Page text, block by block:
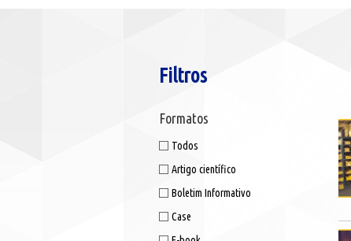
Filtros
Formatos
Todos
Artigo científico
Boletim Informativo
Case